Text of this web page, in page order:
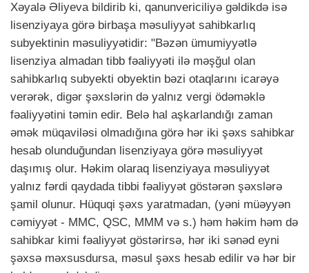
Xəyalə Əliyeva bildirib ki, qanunvericiliyə gəldikdə isə
lisenziyaya görə birbaşa məsuliyyət sahibkarlıq
subyektinin məsuliyyətidir: "Bəzən ümumiyyətlə
lisenziya almadan tibb fəaliyyəti ilə məşğul olan
sahibkarlıq subyekti obyektin bəzi otaqlarını icarəyə
verərək, digər şəxslərin də yalnız vergi ödəməklə
fəaliyyətini təmin edir. Belə hal aşkarlandığı zaman
əmək müqaviləsi olmadığına görə hər iki şəxs sahibkar
hesab olunduğundan lisenziyaya görə məsuliyyət
daşımış olur. Həkim olaraq lisenziyaya məsuliyyət
yalnız fərdi qaydada tibbi fəaliyyət göstərən şəxslərə
şamil olunur. Hüquqi şəxs yaratmadan, (yəni müəyyən
cəmiyyət - MMC, QSC, MMM və s.) həm həkim həm də
sahibkar kimi fəaliyyət göstərirsə, hər iki sənəd eyni
şəxsə məxsusdursa, məsul şəxs hesab edilir və hər bir